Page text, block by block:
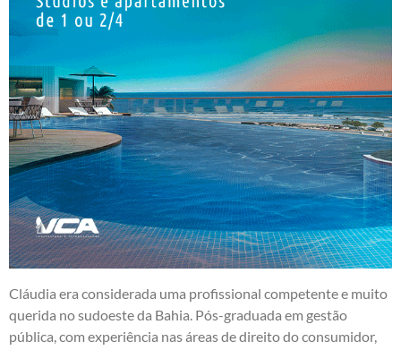
Cláudia era considerada uma profissional competente e muito
querida no sudoeste da Bahia. Pós-graduada em gestão
pública, com experiência nas áreas de direito do consumidor,